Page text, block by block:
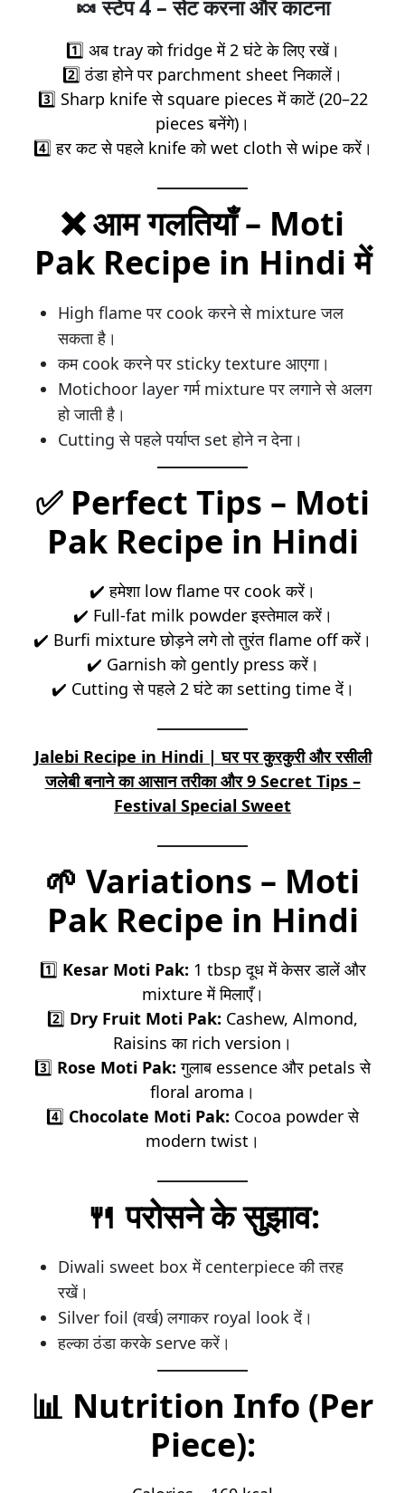
🍬स्टेप 4 – सेट करना और काटना
1️⃣ अब tray को fridge में 2 घंटे के लिए रखें।
2️⃣ ठंडा होने पर parchment sheet निकालें।
3️⃣ Sharp knife से square pieces में काटें (20–22
pieces बनेंगे)।
4️⃣ हर कट से पहले knife को wet cloth से wipe करें।
❌आम गलतियाँ – Moti
Pak Recipe in Hindi में
High flame पर cook करने से mixture जल
सकता है।
कम cook करने पर sticky texture आएगा।
Motichoor layer गर्म mixture पर लगाने से अलग
हो जाती है।
Cutting से पहले पर्याप्त set होने न देना।
✅ Perfect Tips – Moti
Pak Recipe in Hindi
✔️ हमेशा low flame पर cook करें।
✔️ Full-fat milk powder इस्तेमाल करें।
✔️ Burfi mixture छोड़ने लगे तो तुरंत flame off करें।
✔️ Garnish को gently press करें।
✔️ Cutting से पहले 2 घंटे का setting time दें।
Jalebi Recipe in Hindi | घर पर कुरकुरी और रसीली
जलेबी बनाने का आसान तरीका और 9 Secret Tips –
Festival Special Sweet
🌱 Variations – Moti
Pak Recipe in Hindi
1️⃣ Kesar Moti Pak: 1 tbsp दूध में केसर डालें और
mixture में मिलाएँ।
2️⃣ Dry Fruit Moti Pak: Cashew, Almond,
Raisins का rich version।
3️⃣ Rose Moti Pak: गुलाब essence और petals से
floral aroma।
4️⃣ Chocolate Moti Pak: Cocoa powder से
modern twist।
🍴परोसने के सुझाव:
Diwali sweet box में centerpiece की तरह
रखें।
Silver foil (वर्ख) लगाकर royal look दें।
हल्का ठंडा करके serve करें।
📊 Nutrition Info (Per
Piece):